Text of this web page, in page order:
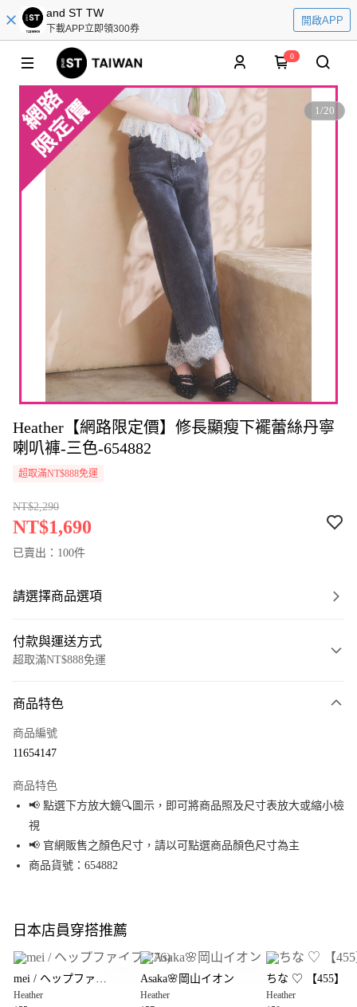
and ST TW
下載APP立即領300券
開啟APP
0
1/20
Heather【網路限定價】修長顯瘦下襬蕾絲丹寧
喇叭褲-三色-654882
超取滿NT$888免運
NT$2,290
NT$1,690
已賣出：100件
請選擇商品選項
付款與運送方式
超取滿NT$888免運
信用卡一次付款
Apple Pay
街口支付
悠遊付
全盈+PAY
大哥付你分期
【大哥付你分期使用說明】
1.本服務由台灣大哥大提供，台灣大哥大用戶可立即使用無須另外申請。
AFTEE先享後付
商品特色
商品編號
11654147
商品特色
📢 點選下方放大鏡🔍圖示，即可將商品照及尺寸表放大或縮小檢
視
📢 官網販售之顏色尺寸，請以可點選商品顏色尺寸為主
商品貨號：654882
日本店員穿搭推薦
mei / ヘップファイブ(776)
Heather
Asaka🌸岡山イオン
Heather
ちな ♡ 【455】
Heather